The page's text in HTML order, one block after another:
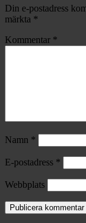
Din e-postadress
märkta *
Kommentar *
Namn *
E-postadress *
Webbplats